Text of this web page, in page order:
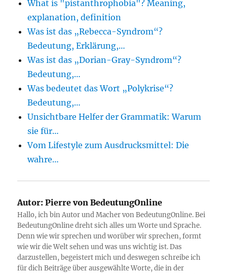
What is "pistanthrophobia"? Meaning,
explanation, definition
Was ist das „Rebecca-Syndrom“?
Bedeutung, Erklärung,…
Was ist das „Dorian-Gray-Syndrom“?
Bedeutung,…
Was bedeutet das Wort „Polykrise“?
Bedeutung,…
Unsichtbare Helfer der Grammatik: Warum
sie für…
Vom Lifestyle zum Ausdrucksmittel: Die
wahre…
Autor: Pierre von BedeutungOnline
Hallo, ich bin Autor und Macher von BedeutungOnline. Bei
BedeutungOnline dreht sich alles um Worte und Sprache.
Denn wie wir sprechen und worüber wir sprechen, formt
wie wir die Welt sehen und was uns wichtig ist. Das
darzustellen, begeistert mich und deswegen schreibe ich
für dich Beiträge über ausgewählte Worte, die in der